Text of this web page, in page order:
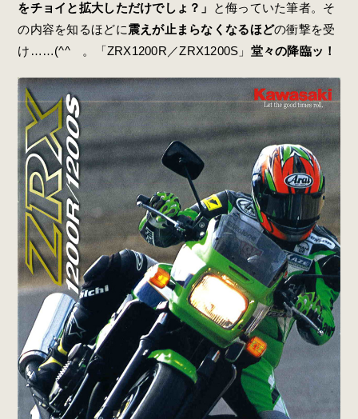
をチョイと拡大しただけでしょ？」
と侮っていた筆者。そ
の内容を知るほどに震えが止まらなくなるほどの衝撃を受
け……(^^ゞ。「ZRX1200R／ZRX1200S」 堂々の降臨ッ！